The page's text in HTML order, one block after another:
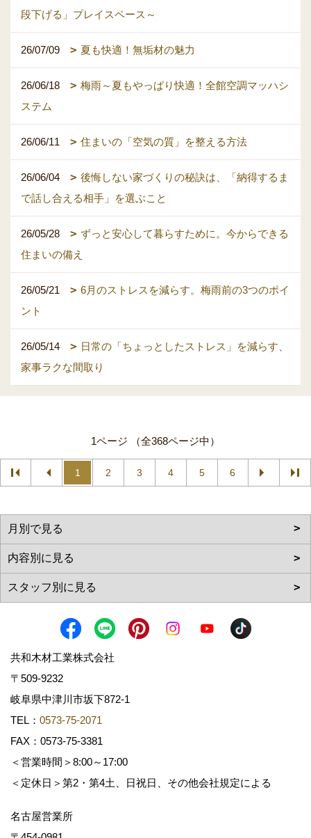
段下げる」プレイスペース～
26/07/09 夏も快適！無垢材の魅力
26/06/18
梅雨～夏もやっぱり快適！全館空調マッハシ
ステム
26/06/11 住まいの「空気の質」を整える方法
26/06/04
後悔しない家づくりの秘訣は、「納得するま
で話し合える相手」を選ぶこと
26/05/28
ずっと安心して暮らすために。今からできる
住まいの備え
26/05/21
6月のストレスを減らす。梅雨前の3つのポイ
ント
26/05/14
日常の「ちょっとしたストレス」を減らす、
家事ラクな間取り
1ページ （全368ページ中）
1 2 3 4 5 6
共和木材工業株式会社
〒509-9232
岐阜県中津川市坂下872‐1
TEL： 0573-75-2071
FAX：0573-75-3381
＜営業時間＞8:00～17:00
＜定休日＞第2・第4土、日祝日、その他会社規定による
名古屋営業所